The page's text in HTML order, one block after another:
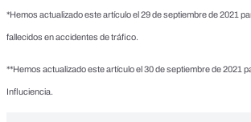
*Hemos actualizado este artículo el 29 de septiembre de 2021
fallecidos en accidentes de tráfico.
**Hemos actualizado este artículo el 30 de septiembre de 2021
Influciencia.